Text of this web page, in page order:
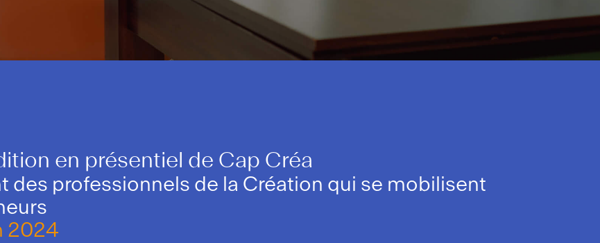
en présentiel de Cap Créa
des professionnels de la Création qui se mobilisent
2024